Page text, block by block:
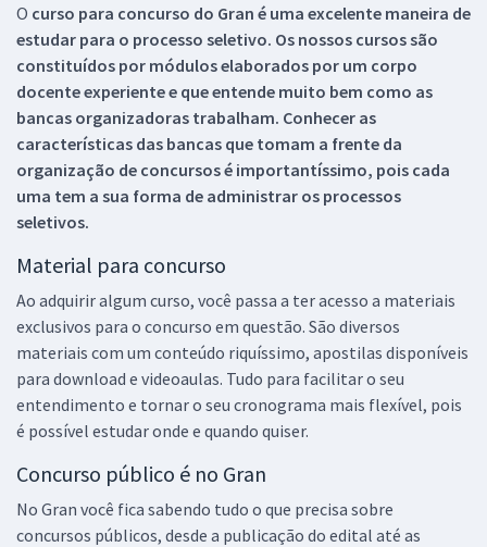
O curso para concurso do Gran é uma excelente maneira de
estudar para o processo seletivo. Os nossos cursos são
constituídos por módulos elaborados por um corpo
docente experiente e que entende muito bem como as
bancas organizadoras trabalham. Conhecer as
características das bancas que tomam a frente da
organização de concursos é importantíssimo, pois cada
uma tem a sua forma de administrar os processos
seletivos.
Material para concurso
Ao adquirir algum curso, você passa a ter acesso a materiais
exclusivos para o concurso em questão. São diversos
materiais com um conteúdo riquíssimo, apostilas disponíveis
para download e videoaulas. Tudo para facilitar o seu
entendimento e tornar o seu cronograma mais flexível, pois
é possível estudar onde e quando quiser.
Concurso público é no Gran
No Gran você fica sabendo tudo o que precisa sobre
concursos públicos, desde a publicação do edital até as